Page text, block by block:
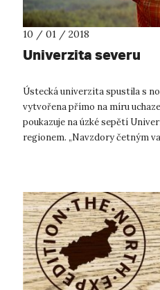
10 / 01 / 2018
Univerzita severu
Ústecká univerzita spustila s
vytvořena přímo na míru
poukazuje na úzké sepětí
regionem. „Navzdory četným